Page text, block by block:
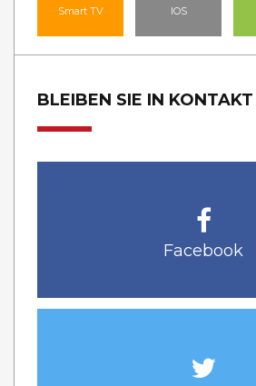
Smart TV IOS
BLEIBEN SIE IN KONTAKT
Facebook